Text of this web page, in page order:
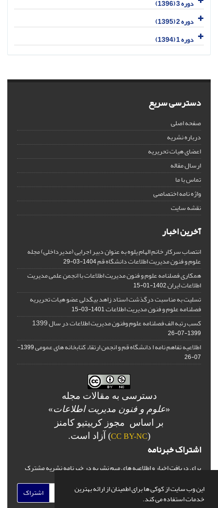
این وب سایت از کوکی ها برای اطمینان از ارائه بهترین
خدمات استفاده می کند.
دوره 3 (1396)
دوره 2 (1395)
دوره 1 (1394)
دسترسی سریع
صفحه اصلی
درباره نشریه
اعضای هیات تحریریه
ارسال مقاله
تماس با ما
واژه نامه اختصاصی
نقشه سایت
آخرین اخبار
انتصاب سرکار خانم الهام یلوه به عنوان دبیر اجرایی (مدیرداخلی) مجله
علوم و فنون مدیریت اطلاعات دانشگاه قم1404-03-29
همکاری فصلنامه علوم و فنون مدیریت اطلاعات با انجمن علمی مدیریت
اطلاعات ایران1402-01-15
تسلیت به مناسبت درگذشت استاد زاهد بیگدلی عضو هیات تحریریه
فصلنامه علوم و فنون مدیریت اطلاعات1401-03-15
کسب رتبه الف فصلنامه علوم وفنون مدیریت اطلاعات در سال 1399
1399-07-26
اطلاعیه تفاهم نامه ا دانشگاه قم و انجمن ارتقاء کتابخانه های عمومی
1399-
07-26
دسترسی به مقالات مجله
«علوم و فنون مدیریت اطلاعات»
بر اساس مجوز کرییتیو کامنز
(
CC BY-NC) آزاد است.
اشتراک خبرنامه
برای دریافت اخبار و اطلاعیه های مهم نشریه در خبرنامه نشریه مشترک
اشتراک